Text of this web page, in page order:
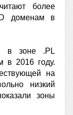
более
доменам в
в зоне .PL
в 2016 году.
на
низкий
зоны